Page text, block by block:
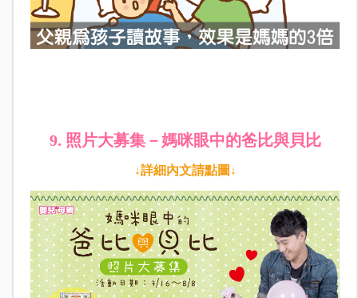
9. 照片大募集－媽咪眼中的爸比與貝比
↓詳細內文請點圖↓